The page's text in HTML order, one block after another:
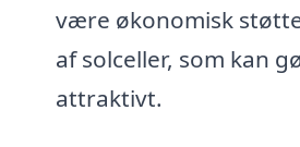
være økonomisk
af solceller, som kan
attraktivt.